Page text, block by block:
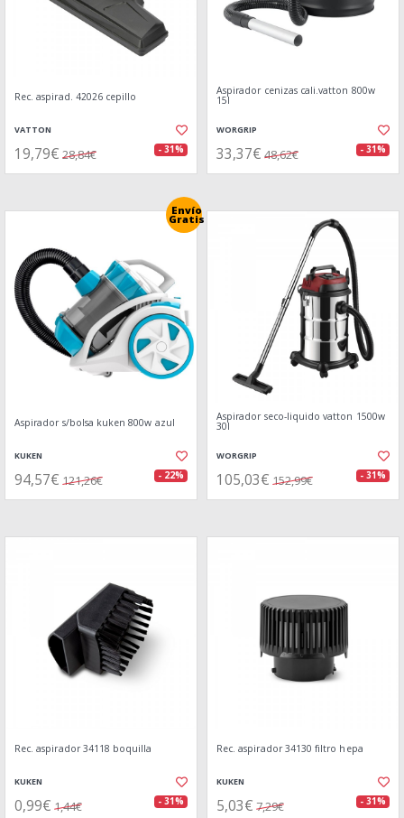
Rec. aspirad. 42026 cepillo
VATTON
19,79€ 28,84€ - 31%
Aspirador cenizas cali.vatton 800w
15l
WORGRIP
33,37€ 48,62€ - 31%
Envío
Gratis
Aspirador s/bolsa kuken 800w azul
KUKEN
94,57€ 121,26€ - 22%
Aspirador seco-liquido vatton 1500w
30l
WORGRIP
105,03€ 152,99€ - 31%
Rec. aspirador 34118 boquilla
KUKEN
0,99€ 1,44€ - 31%
Rec. aspirador 34130 filtro hepa
KUKEN
5,03€ 7,29€ - 31%